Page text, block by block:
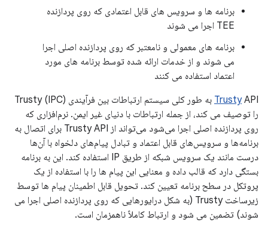
برنامه ها و سرویس های قابل اعتمادی که روی پردازنده
TEE اجرا می شوند
برنامه های معمولی و نامعتبر که روی پردازنده اصلی اجرا
می شوند و از خدمات ارائه شده توسط برنامه های مورد
اعتماد استفاده می کنند
Trusty
API به طور کلی سیستم ارتباطات بین فرآیندی Trusty (IPC)
را توصیف می کند، از جمله ارتباطات با دنیای غیر ایمن. نرم‌افزاری که
روی پردازنده اصلی اجرا می‌شود می‌تواند از Trusty API برای اتصال به
برنامه‌ها و سرویس‌های قابل اعتماد و تبادل پیام‌های دلخواه با آن‌ها
درست مانند یک سرویس شبکه از طریق IP استفاده کند. این به برنامه
بستگی دارد که قالب داده و معنایی این پیام ها را با استفاده از یک
پروتکل در سطح برنامه تعیین کند. تحویل قابل اطمینان پیام ها توسط
زیرساخت Trusty (به شکل درایورهایی که روی پردازنده اصلی اجرا می
شوند) تضمین می شود و ارتباط کاملاً ناهمزمان است.